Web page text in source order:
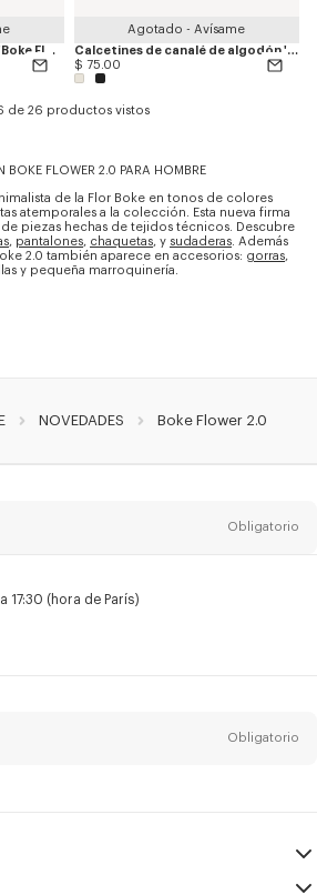
Funda para iPhone 17 Pro 'Boke Flower 2.0'
Agotado - Avísame
Calcetines de canalé de algodón 'Boke Flower 2.0'
$ 75.00
de 26 productos vistos
BOKE FLOWER 2.0 PARA HOMBRE
de la Flor Boke en tonos de colores
atemporales a la colección. Esta nueva firma
piezas hechas de tejidos técnicos. Descubre
, pantalones, chaquetas, y sudaderas . Además
2.0 también aparece en accesorios: gorras,
y pequeña marroquinería.
NOVEDADES Boke Flower 2.0
Obligatorio
17:30 (hora de París)
Obligatorio